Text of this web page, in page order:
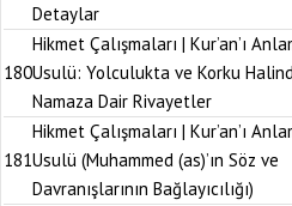
Detaylar
180
Hikmet Çalışmaları | Kur’an’ı
Usulü: Yolculukta ve Korku
Namaza Dair Rivayetler
181
Hikmet Çalışmaları | Kur’an’ı
Usulü (Muhammed (as)’ın Söz ve
Davranışlarının Bağlayıcılığı)